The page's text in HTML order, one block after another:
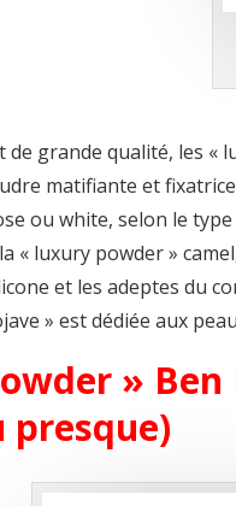
grande qualité, les «
matifiante et
ou white, selon le
« luxury powder »
et les adeptes
» est dédiée aux
»
presque)